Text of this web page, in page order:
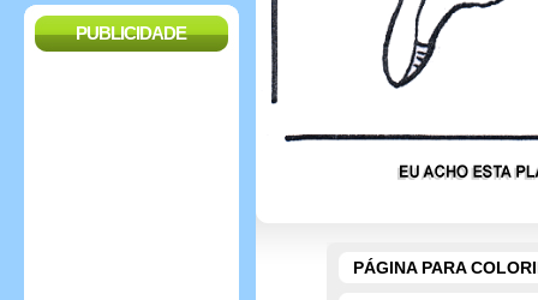
PUBLICIDADE
PÁGINA PARA